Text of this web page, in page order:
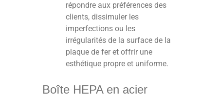
répondre aux préférences des
clients, dissimuler les
imperfections ou les
irrégularités de la surface de la
plaque de fer et offrir une
esthétique propre et uniforme.
Boîte HEPA en acier